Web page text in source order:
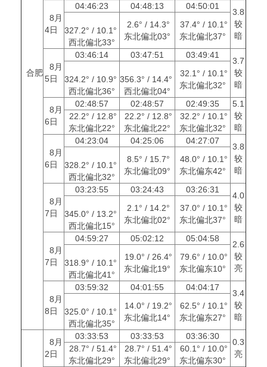
合肥
8月
4日
04:46:23 04:48:13 04:50:01
3.8
较
暗
327.2° / 10.1°
西北偏北33°
2.6° / 14.3°
东北偏北03°
37.4° / 10.1°
东北偏北37°
8月
5日
03:46:14 03:47:51 03:49:41
3.7
较
暗
324.2° / 10.9°
西北偏北36°
356.3° / 14.4°
西北偏北04°
32.1° / 10.1°
东北偏北32°
8月
6日
02:48:57 02:48:57 02:49:35
5.1
较
暗
22.2° / 12.8°
东北偏北22°
22.2° / 12.8°
东北偏北22°
32.2° / 10.1°
东北偏北32°
8月
6日
04:23:04 04:25:06 04:27:07
3.8
较
暗
328.2° / 10.1°
西北偏北32°
8.5° / 15.7°
东北偏北09°
48.0° / 10.1°
东北偏东42°
8月
7日
03:23:55 03:24:43 03:26:31
4.0
较
暗
345.0° / 13.2°
西北偏北15°
2.1° / 14.2°
东北偏北02°
37.0° / 10.1°
东北偏北37°
8月
7日
04:59:27 05:02:12 05:04:58
2.6
较
亮
318.9° / 10.1°
西北偏北41°
19.0° / 26.4°
东北偏北19°
79.6° / 10.0°
东北偏东10°
8月
8日
03:59:32 04:01:55 04:04:17
3.4
较
暗
325.0° / 10.1°
西北偏北35°
14.0° / 19.2°
东北偏北14°
62.5° / 10.1°
东北偏东27°
8月
2日
03:33:53 03:33:53 03:36:30
0.3
亮
28.7° / 51.4°
东北偏北29°
28.7° / 51.4°
东北偏北29°
60.1° / 10.0°
东北偏东30°